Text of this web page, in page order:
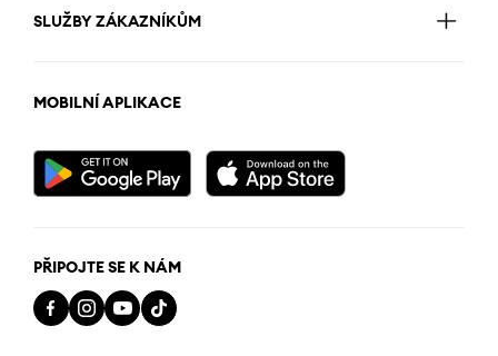
SLUŽBY ZÁKAZNÍKŮM
MOBILNÍ APLIKACE
PŘIPOJTE SE K NÁM